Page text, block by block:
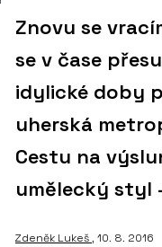
Znovu se
se v čase
idylické doby
uherská
Cestu na
umělecký styl
Zdeněk Lukeš, 10. 8. 2016